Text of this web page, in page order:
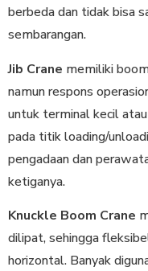
berbeda dan tidak bisa
sembarangan.
Jib Crane memiliki
namun respons
untuk terminal kecil
pada titik loading/
pengadaan dan
ketiganya.
Knuckle Boom Crane
dilipat, sehingga
horizontal. Banyak